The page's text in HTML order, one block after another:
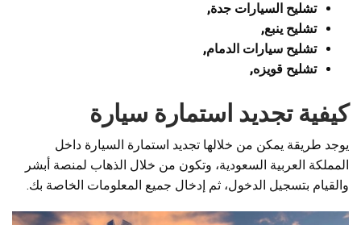
تشليح السيارات جدة,
تشليح ينبع,
تشليح سيارات الدمام,
تشليح قويزه,
كيفية تجديد استمارة سيارة
يوجد طريقة يمكن من خلالها تجديد استمارة السيارة داخل
المملكة العربية السعودية، وتكون من خلال الذهاب لمنصة أبشر
والقيام بتسجيل الدخول، ثم إدخال جميع المعلومات الخاصة بك.